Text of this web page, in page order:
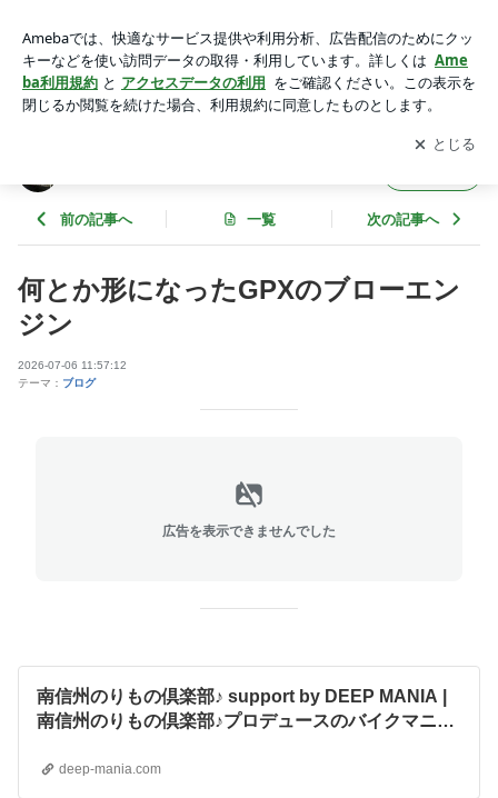
部♪
アプリをダウンロードして ブログの更新通知
を受け取りまし
ょう。
開く
前の記事へ 一覧 次の記事へ
何とか形になったGPXのブローエン
ジン
2026-07-06 11:57:12
テーマ： ブログ
広告を表示できませんでした
南信州のりもの倶楽部♪ support by DEEP MANIA |
南信州のりもの倶楽部♪プロデュースのバイクマニア
deep-mania.com